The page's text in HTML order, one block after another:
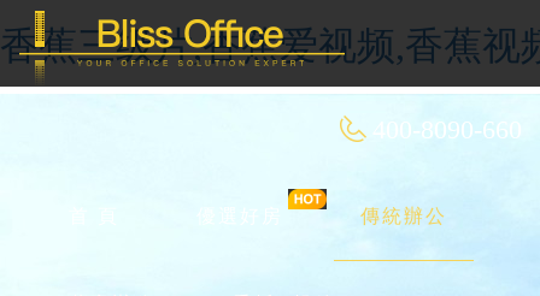
香蕉三级片,香蕉爱视频,香蕉视
400-8090-660
優選好房 傳統辦公